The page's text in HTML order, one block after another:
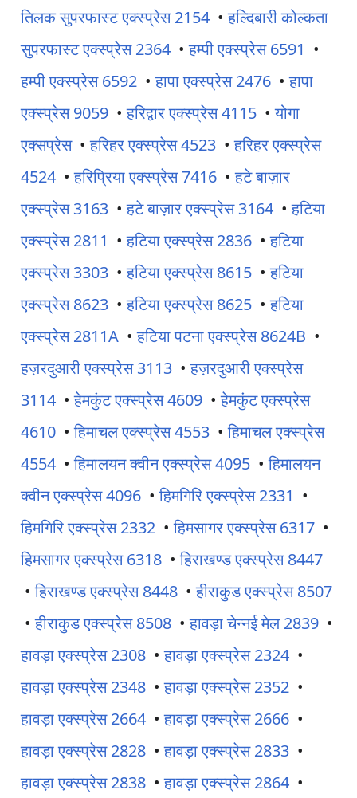
तिलक सुपरफास्ट एक्स्प्रेस 2154 •हल्दिबारी कोल्कता
सुपरफास्ट एक्स्प्रेस 2364 •हम्पी एक्स्प्रेस 6591 •
हम्पी एक्स्प्रेस 6592 •हापा एक्स्प्रेस 2476 •हापा
एक्स्प्रेस 9059 •हरिद्वार एक्स्प्रेस 4115 •योगा
एक्सप्रेस•हरिहर एक्स्प्रेस 4523 •हरिहर एक्स्प्रेस
4524 •हरिप्रिया एक्स्प्रेस 7416 •हटे बाज़ार
एक्स्प्रेस 3163 •हटे बाज़ार एक्स्प्रेस 3164 •हटिया
एक्स्प्रेस 2811 •हटिया एक्स्प्रेस 2836 •हटिया
एक्स्प्रेस 3303 •हटिया एक्स्प्रेस 8615 •हटिया
एक्स्प्रेस 8623 •हटिया एक्स्प्रेस 8625 •हटिया
एक्स्प्रेस 2811A •हटिया पटना एक्स्प्रेस 8624B •
हज़रदुआरी एक्स्प्रेस 3113 •हज़रदुआरी एक्स्प्रेस
3114 •हेमकुंट एक्स्प्रेस 4609 •हेमकुंट एक्स्प्रेस
4610 •हिमाचल एक्स्प्रेस 4553 •हिमाचल एक्स्प्रेस
4554 •हिमालयन क्वीन एक्स्प्रेस 4095 •हिमालयन
क्वीन एक्स्प्रेस 4096 •हिमगिरि एक्स्प्रेस 2331 •
हिमगिरि एक्स्प्रेस 2332 •हिमसागर एक्स्प्रेस 6317 •
हिमसागर एक्स्प्रेस 6318 •हिराखण्ड एक्स्प्रेस 8447
•हिराखण्ड एक्स्प्रेस 8448 •हीराकुड एक्स्प्रेस 8507
•हीराकुड एक्स्प्रेस 8508 •हावड़ा चेन्नई मेल 2839 •
हावड़ा एक्स्प्रेस 2308 •हावड़ा एक्स्प्रेस 2324 •
हावड़ा एक्स्प्रेस 2348 •हावड़ा एक्स्प्रेस 2352 •
हावड़ा एक्स्प्रेस 2664 •हावड़ा एक्स्प्रेस 2666 •
हावड़ा एक्स्प्रेस 2828 •हावड़ा एक्स्प्रेस 2833 •
हावड़ा एक्स्प्रेस 2838 •हावड़ा एक्स्प्रेस 2864 •